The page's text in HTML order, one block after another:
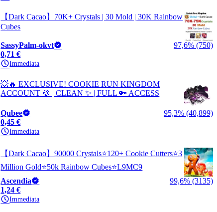
【Dark Cacao】70K+ Crystals | 30 Mold | 30K Rainbow
Cubes
SassyPalm-okvt
97,6% (750)
0,71 €
Immediata
💥🔥 EXCLUSIVE! COOKIE RUN KINGDOM
ACCOUNT 🍪 | CLEAN ✨ | FULL 🔑 ACCESS
Qubee
95,3% (40,899)
0,45 €
Immediata
【Dark Cacao】90000 Crystals⭐120+ Cookie Cutters⭐3
Million Gold⭐50k Rainbow Cubes⭐L9MC9
Ascendia
99,6% (3135)
1,24 €
Immediata